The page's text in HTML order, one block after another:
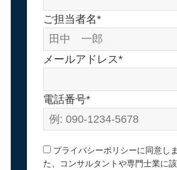
ご担当者名*
メールアドレス*
電話番号*
プライバシーポリシーに同意し
た、コンサルタントや専門士業に